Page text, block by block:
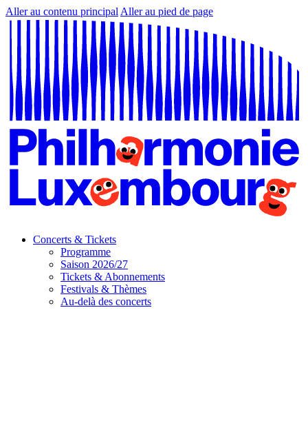
Aller au contenu principal Aller au pied de page
Concerts & Tickets
Programme
Saison 2026/27
Tickets & Abonnements
Festivals & Thèmes
Au-delà des concerts